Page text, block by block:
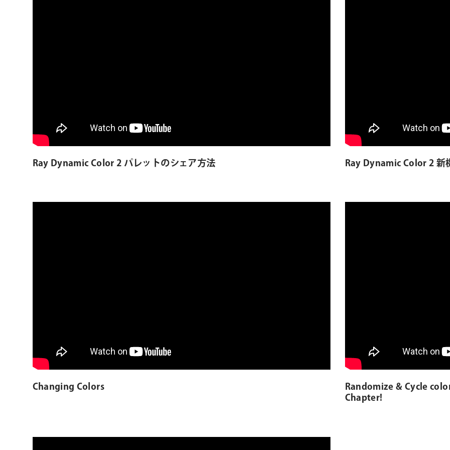
Ray Dynamic Color 2 パレットのシェア方法 Ray Dynamic Color 2 新
Changing Colors
Randomize & Cycle
Chapter!